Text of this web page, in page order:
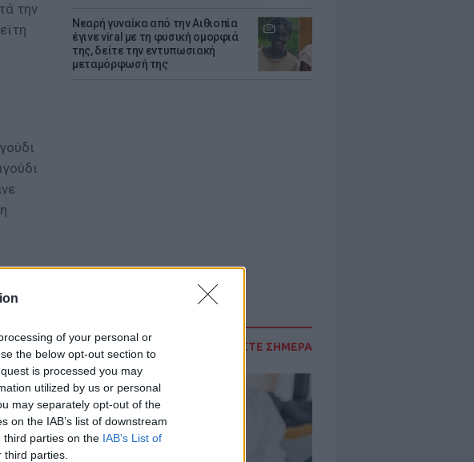
of your personal or
the below opt-out section to
is processed you may
utilized by us or personal
may separately opt-out of the
on the IAB’s list of downstream
third parties on the IAB’s List of
parties.
Νεαρή γυναίκα από την Αιθιοπία
έγινε viral με τη φυσική ομορφιά
της, δείτε την εντυπωσιακή
μεταμόρφωσή της
ΔΙΑΒΑΣΤΕ ΣΗΜΕΡΑ
την